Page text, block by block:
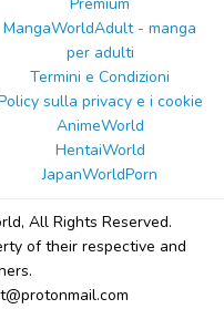
MangaWorldAdult - manga
per adulti
Termini e Condizioni
sulla privacy e i cookie
AnimeWorld
HentaiWorld
JapanWorldPorn
, All Rights Reserved.
of their respective and